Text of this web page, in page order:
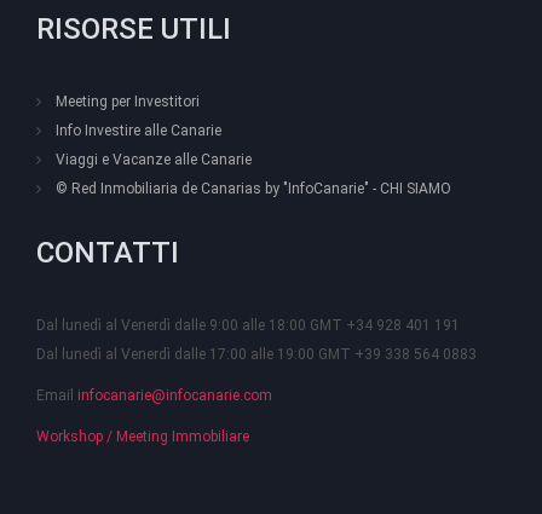
RISORSE UTILI
Meeting per Investitori
Info Investire alle Canarie
Viaggi e Vacanze alle Canarie
© Red Inmobiliaria de Canarias by "InfoCanarie" - CHI SIAMO
CONTATTI
Dal lunedì al Venerdì dalle 9:00 alle 18:00 GMT +34 928 401 191
Dal lunedì al Venerdì dalle 17:00 alle 19:00 GMT +39 338 564 0883
Email infocanarie@infocanarie.com
Workshop / Meeting Immobiliare